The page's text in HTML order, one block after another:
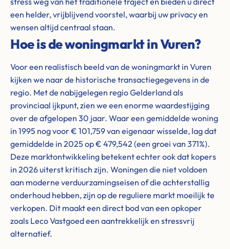
een helder, vrijblijvend voorstel, waarbij uw privacy en
wensen altijd centraal staan.
Hoe is de woningmarkt in Vuren?
Voor een realistisch beeld van de woningmarkt in Vuren
kijken we naar de historische transactiegegevens in de
regio. Met de nabijgelegen regio Gelderland als
provinciaal ijkpunt, zien we een enorme waardestijging
over de afgelopen 30 jaar. Waar een gemiddelde woning
in 1995 nog voor € 101,759 van eigenaar wisselde, lag dat
gemiddelde in 2025 op € 479,542 (een groei van 371%).
Deze marktontwikkeling betekent echter ook dat kopers
in 2026 uiterst kritisch zijn. Woningen die niet voldoen
aan moderne verduurzamingseisen of die achterstallig
onderhoud hebben, zijn op de reguliere markt moeilijk te
verkopen. Dit maakt een direct bod van een opkoper
zoals Leco Vastgoed een aantrekkelijk en stressvrij
alternatief.